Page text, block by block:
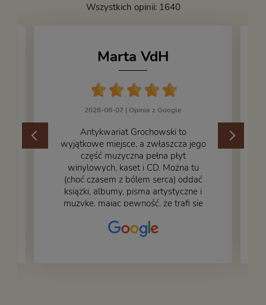
Wszystkich opinii: 1640
Marta VdH
2026-08-07 | Opinia z Google
​Antykwariat Grochowski to
wyjątkowe miejsce, a zwłaszcza jego
część muzyczna pełna płyt
winylowych, kaset i CD. Można tu
(choć czasem z bólem serca) oddać
książki, albumy, pisma artystyczne i
muzykę, mając pewność, że trafi się
– nasze książki w trakcie
przepakowywania. Część oddaliśmy